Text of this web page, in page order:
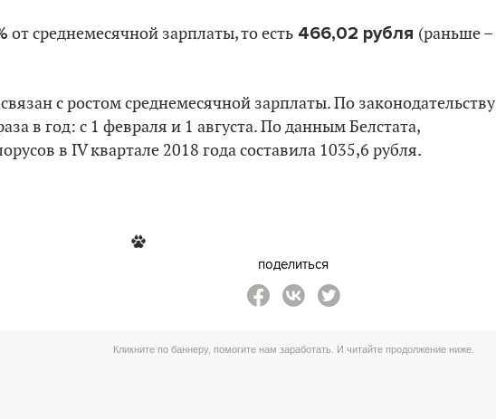
от среднемесячной зарплаты, то есть 466,02 рубля (раньше –
с ростом среднемесячной зарплаты. По законодательству
в год: с 1 февраля и 1 августа. По данным Белстата,
в IV квартале 2018 года составила 1035,6 рубля.
поделиться